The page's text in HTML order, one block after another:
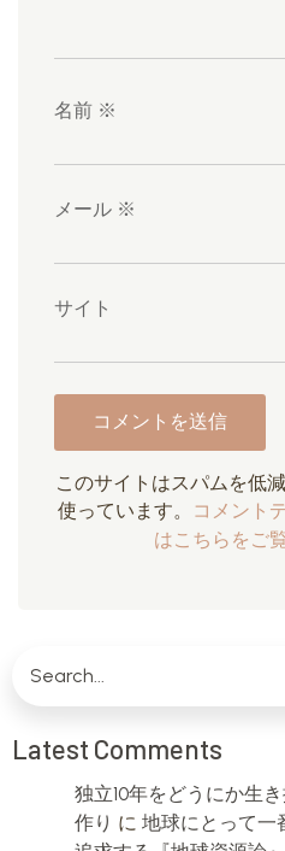
名前 ※
メール ※
サイト
このサイトはスパムを低
使っています。
コメント
はこちらをご
Latest Comments
独立10年をどうにか生
作り に 地球にとって一